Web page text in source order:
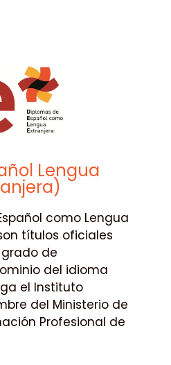
Lengua
como Lengua
títulos oficiales
de
del idioma
el Instituto
del Ministerio de
Profesional de